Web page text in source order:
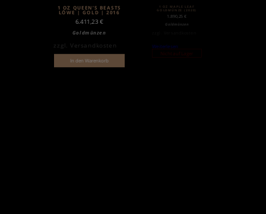
1 OZ QUEEN’S BEASTS
LÖWE | GOLD | 2016
6.411,23 €
Goldmünzen
zzgl.Versandkosten
In den Warenkorb
1 OZ MAPLE LEAF
GOLDMÜNZE (2020)
1.890,25€
Goldmünzen
Weiterlesen
Nicht auf Lager